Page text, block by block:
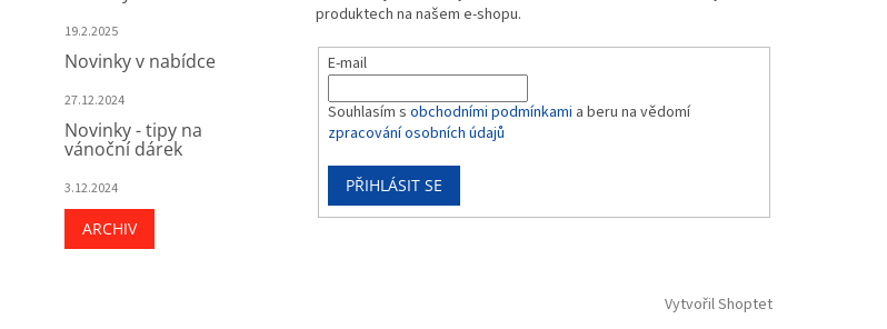
19.2.2025
Novinky v nabídce
27.12.2024
Novinky - tipy na
vánoční dárek
3.12.2024
ARCHIV
produktech na našem e-shopu.
E-mail
Souhlasím sobchodními podmínkami a beru na vědomí
zpracování osobních údajů
PŘIHLÁSIT SE
Vytvořil Shoptet